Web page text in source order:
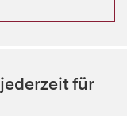
für